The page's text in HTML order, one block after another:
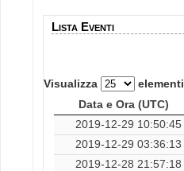
Lista Eventi
Visualizza
elementi
Data e Ora (UTC)
2019-12-29 10:50:45
2019-12-29 03:36:13
2019-12-28 21:57:18